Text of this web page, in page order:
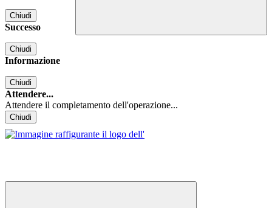
Chiudi
Successo
Chiudi
Informazione
Chiudi
Attendere...
Attendere il completamento dell'operazione...
Chiudi